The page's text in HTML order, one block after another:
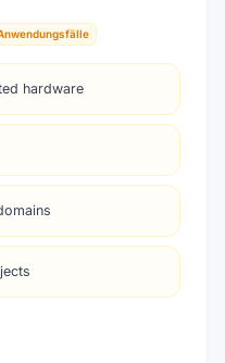
hardware